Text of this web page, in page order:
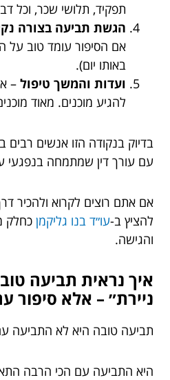
תפקיד, תלושי שכר, וכל
הגשת תביעה בצורה
אם הסיפור עומד טוב על
באותו יום).
ועדות והמשך טיפול –
להגיע מוכנים. מאוד
בדיוק בנקודה הזו אנשים רבים
עם עורך דין שמתמחה בנפגעי
אם אתם רוצים לקרוא ולהכיר
להציץ ב-עו״ד בנו גליקמן כחלק
והגישה.
איך נראית תביעה
ניירת״ – אלא סיפור
תביעה טובה היא לא התביעה
היא התביעה עם הכי הרבה